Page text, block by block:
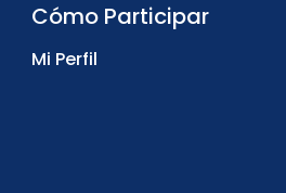
Cómo Participar
Mi Perfil